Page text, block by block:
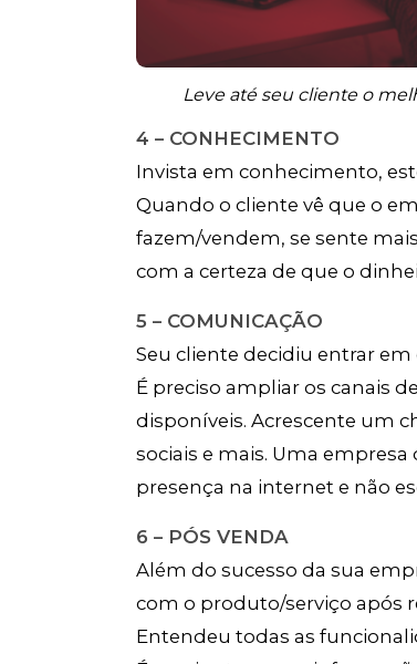
Leve até seu cliente o
4 – CONHECIMENTO
Invista em conhecimento,
Quando o cliente vê que o
fazem/vendem, se sente
com a certeza de que o
5 – COMUNICAÇÃO
Seu cliente decidiu entrar
É preciso ampliar os canais
disponíveis. Acrescente um
sociais e mais. Uma
presença na internet e não
6 – PÓS VENDA
Além do sucesso da sua
com o produto/serviço após
Entendeu todas as